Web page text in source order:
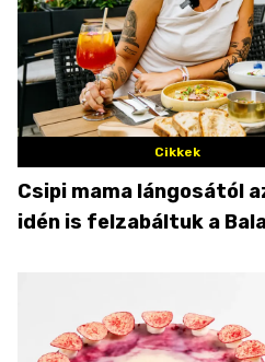
Cikkek
Csipi mama lángosától
idén is felzabáltuk a